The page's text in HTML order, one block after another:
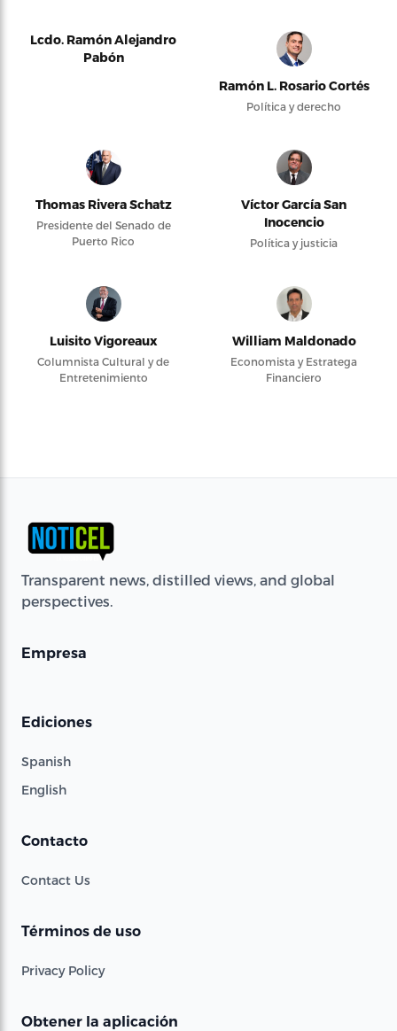
Lcdo. Ramón Alejandro
Pabón
Ramón L. Rosario Cortés
Política y derecho
Thomas Rivera Schatz
Presidente del Senado de
Puerto Rico
Víctor García San
Inocencio
Política y justicia
Luisito Vigoreaux
Columnista Cultural y de
Entretenimiento
William Maldonado
Economista y Estratega
Financiero
Transparent news, distilled views, and global
perspectives.
Empresa
Ediciones
Spanish
English
Contacto
Contact Us
Términos de uso
Privacy Policy
Obtener la aplicación